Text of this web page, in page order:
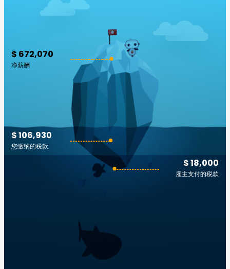
$ 672,070
净薪酬
$ 18,000
雇主支付的税款
$ 106,930
您缴纳的税款